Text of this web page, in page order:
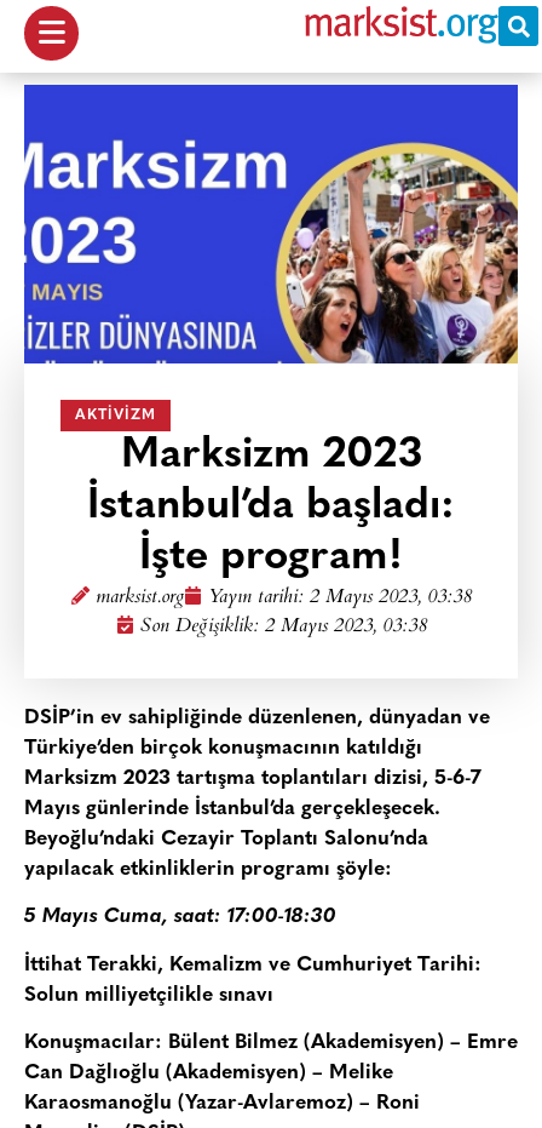
AKTIVIZM
Marksizm 2023
İstanbul’da başladı:
İşte program!
marksist.org Yayın tarihi: 2 Mayıs 2023, 03:38
Son Değişiklik: 2 Mayıs 2023, 03:38
DSİP’in ev sahipliğinde düzenlenen, dünyadan ve
Türkiye’den birçok konuşmacının katıldığı
Marksizm 2023 tartışma toplantıları dizisi, 5-6-7
Mayıs günlerinde İstanbul’da gerçekleşecek.
Beyoğlu’ndaki Cezayir Toplantı Salonu’nda
yapılacak etkinliklerin programı şöyle:
5 Mayıs Cuma, saat: 17:00-18:30
İttihat Terakki, Kemalizm ve Cumhuriyet Tarihi:
Solun milliyetçilikle sınavı
Konuşmacılar: Bülent Bilmez (Akademisyen) – Emre
Can Dağlıoğlu (Akademisyen) – Melike
Karaosmanoğlu (Yazar-Avlaremoz) – Roni